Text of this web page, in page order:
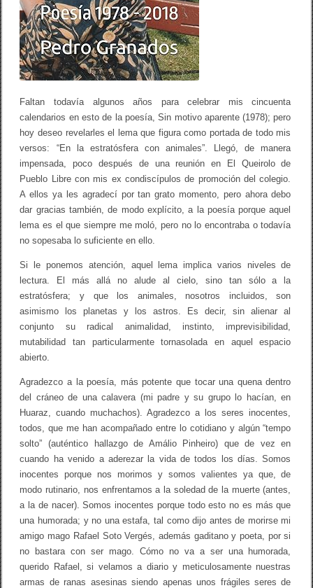
O
N
A
N
I
M
A
S
.
P
E
S
1
9
8
–
0
Faltan todavía algunos años para celebrar mis cincuenta
calendarios en esto de la poesía, Sin motivo aparente (1978); pero
hoy deseo revelarles el lema que figura como portada de todo mis
versos: “En la estratósfera con animales”. Llegó, de manera
impensada, poco después de una reunión en El Queirolo de
Pueblo Libre con mis ex condiscípulos de promoción del colegio.
A ellos ya les agradecí por tan grato momento, pero ahora debo
dar gracias también, de modo explícito, a la poesía porque aquel
lema es el que siempre me moló, pero no lo encontraba o todavía
no sopesaba lo suficiente en ello.
Si le ponemos atención, aquel lema implica varios niveles de
lectura. El más allá no alude al cielo, sino tan sólo a la
estratósfera; y que los animales, nosotros incluidos, son
asimismo los planetas y los astros. Es decir, sin alienar al
conjunto su radical animalidad, instinto, imprevisibilidad,
mutabilidad tan particularmente tornasolada en aquel espacio
abierto.
Agradezco a la poesía, más potente que tocar una quena dentro
del cráneo de una calavera (mi padre y su grupo lo hacían, en
Huaraz, cuando muchachos). Agradezco a los seres inocentes,
todos, que me han acompañado entre lo cotidiano y algún “tempo
solto” (auténtico hallazgo de Amálio Pinheiro) que de vez en
cuando ha venido a aderezar la vida de todos los días. Somos
inocentes porque nos morimos y somos valientes ya que, de
modo rutinario, nos enfrentamos a la soledad de la muerte (antes,
a la de nacer). Somos inocentes porque todo esto no es más que
una humorada; y no una estafa, tal como dijo antes de morirse mi
amigo mago Rafael Soto Vergés, además gaditano y poeta, por si
no bastara con ser mago. Cómo no va a ser una humorada,
querido Rafael, si velamos a diario y meticulosamente nuestras
armas de ranas asesinas siendo apenas unos frágiles seres de